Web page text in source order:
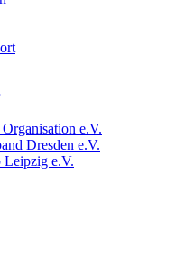
e.V.
Dresden e.V.
Leipzig e.V.